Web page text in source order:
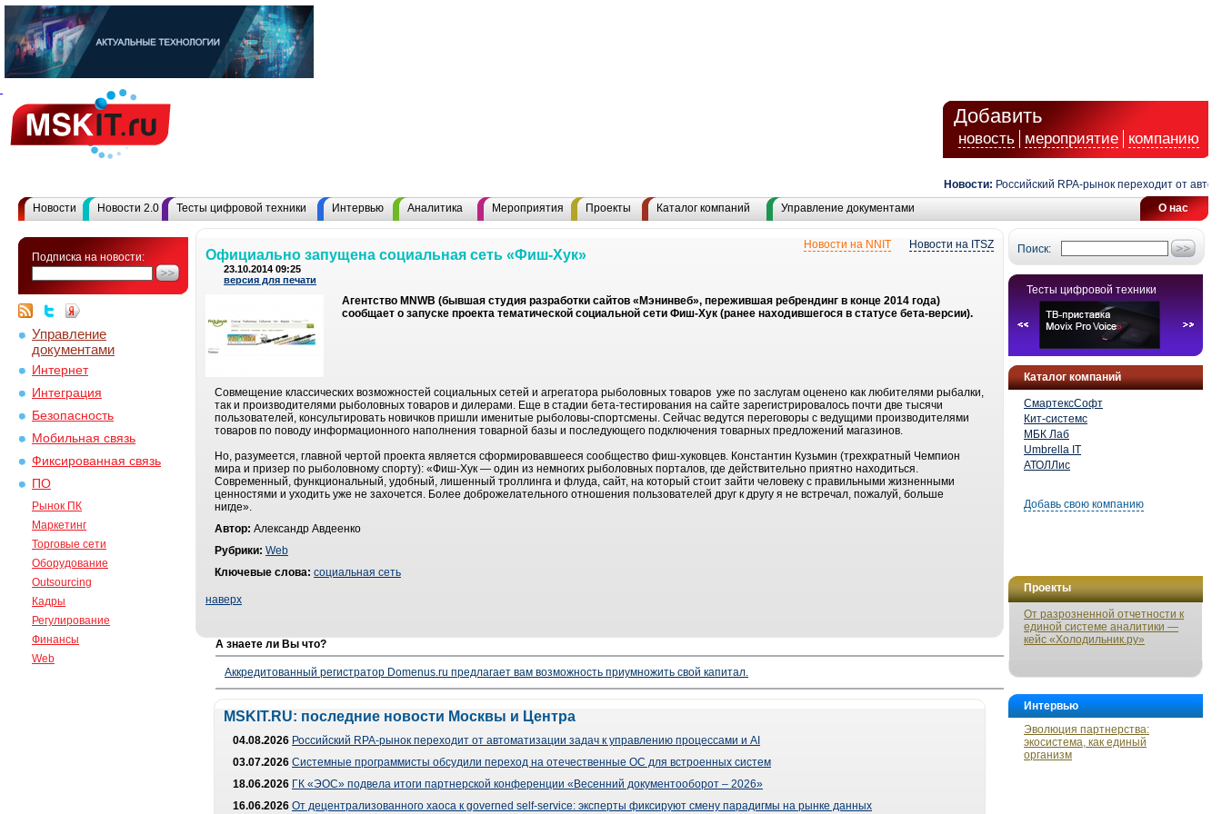
Добавить
новость мероприятие компанию
Новости: Российский RPA-рынок переходит от
О нас
Новости Новости 2.0 Тесты цифровой техники Интервью Аналитика Мероприятия Проекты Каталог компаний Управление документами
Подписка на новости:
Управление
документами
Интернет
Интеграция
Безопасность
Мобильная связь
Фиксированная связь
ПО
Рынок ПК
Маркетинг
Торговые сети
Оборудование
Outsourcing
Кадры
Регулирование
Финансы
Web
Поиск:
Тесты цифровой техники
Каталог компаний
СмартексСофт
Кит-системс
МБК Лаб
Umbrella IT
АТОЛЛис
Добавь свою компанию
Проекты
От разрозненной отчетности к
единой системе аналитики —
кейс «Холодильник.ру»
Интервью
Эволюция партнерства:
экосистема, как единый
организм
Новости на ITSZ
Новости на NNIT
Официально запущена социальная сеть «Фиш-Хук»
23.10.2014 09:25
версия для печати
Агентство MNWB (бывшая студия разработки сайтов «Мэнинвеб», пережившая ребрендинг в конце 2014 года)
сообщает о запуске проекта тематической социальной сети Фиш-Хук (ранее находившегося в статусе бета-версии).
Совмещение классических возможностей социальных сетей и агрегатора рыболовных товаров уже по заслугам оценено как любителями рыбалки,
так и производителями рыболовных товаров и дилерами. Еще в стадии бета-тестирования на сайте зарегистрировалось почти две тысячи
пользователей, консультировать новичков пришли именитые рыболовы-спортсмены. Сейчас ведутся переговоры с ведущими производителями
товаров по поводу информационного наполнения товарной базы и последующего подключения товарных предложений магазинов.
Но, разумеется, главной чертой проекта является сформировавшееся сообщество фиш-хуковцев. Константин Кузьмин (трехкратный Чемпион
мира и призер по рыболовному спорту): «Фиш-Хук — один из немногих рыболовных порталов, где действительно приятно находиться.
Современный, функциональный, удобный, лишенный троллинга и флуда, сайт, на который стоит зайти человеку с правильными жизненными
ценностями и уходить уже не захочется. Более доброжелательного отношения пользователей друг к другу я не встречал, пожалуй, больше
нигде».
Автор: Александр Авдеенко
Рубрики: Web
Ключевые слова: социальная сеть
наверх
А знаете ли Вы что?
Аккредитованный регистратор Domenus.ru предлагает вам возможность приумножить свой капитал.
MSKIT.RU: последние новости Москвы и Центра
04.08.2026 Российский RPA-рынок переходит от автоматизации задач к управлению процессами и AI
03.07.2026 Системные программисты обсудили переход на отечественные ОС для встроенных систем
18.06.2026 ГК «ЭОС» подвела итоги партнерской конференции «Весенний документооборот – 2026»
16.06.2026 От децентрализованного хаоса к governed self-service: эксперты фиксируют смену парадигмы на рынке данных